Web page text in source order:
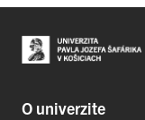
O univerzite